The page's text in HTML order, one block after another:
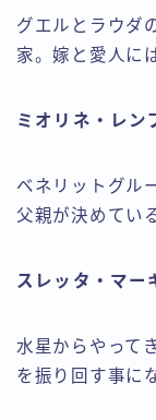
グエルとラウダ
家。嫁と愛人に
ミオリネ・レン
ベネリットグル
父親が決めてい
スレッタ・マー
水星からやって
を振り回す事に